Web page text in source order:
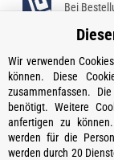
Bei
Kontakt
Öffnungszeiten
Informationen
Wir verwenden
können. Diese
zusammenfassen.
benötigt. Weitere
anfertigen zu
werden für die
werden durch 20